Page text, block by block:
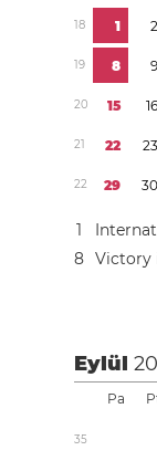
18 1 2
19 8 9
20 15 16
21 22 23
22 29 30
1
8 Victory
Eylül
Pa
35